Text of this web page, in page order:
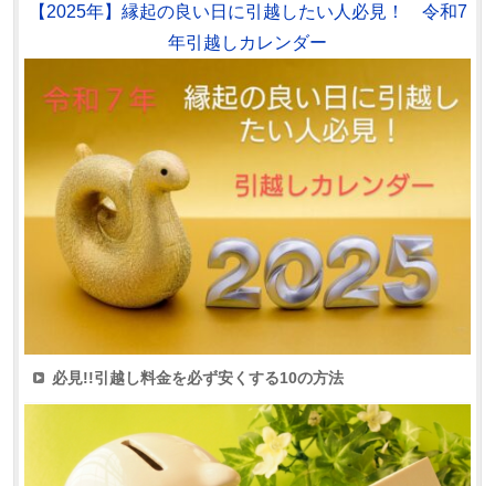
【2025年】縁起の良い日に引越したい人必見！ 令和7
年引越しカレンダー
必見!!引越し料金を必ず安くする10の方法